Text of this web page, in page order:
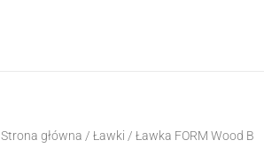
Strona główna / Ławki / Ławka FORM Wood B